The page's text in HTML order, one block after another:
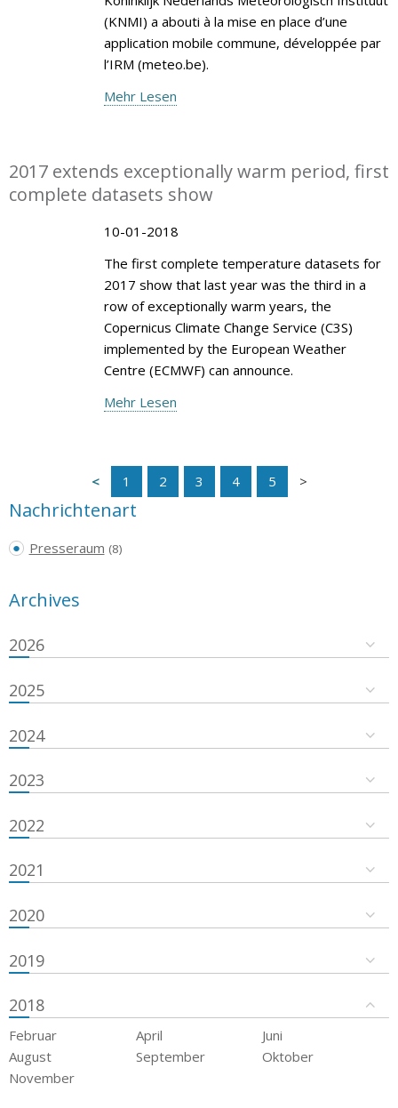
(KNMI) a abouti à la mise en place d’une
application mobile commune, développée par
l’IRM (meteo.be).
Mehr Lesen
2017 extends exceptionally warm period, first
complete datasets show
10-01-2018
The first complete temperature datasets for
2017 show that last year was the third in a
row of exceptionally warm years, the
Copernicus Climate Change Service (C3S)
implemented by the European Weather
Centre (ECMWF) can announce.
Mehr Lesen
1 2 3 4 5
Nachrichtenart
Presseraum (8)
Archives
2026
2025
2024
2023
2022
2021
2020
2019
2018
Februar April
Juni
August
September
Oktober
November